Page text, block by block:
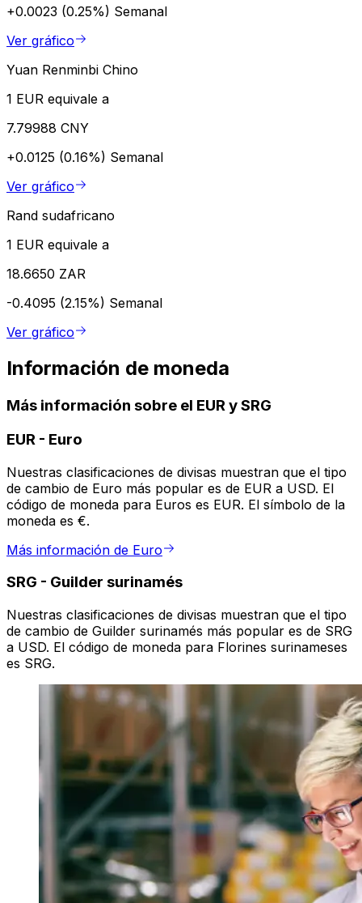
+0.0023 (0.25%) Semanal
Ver gráfico
Yuan Renminbi Chino
1 EUR equivale a
7.79988 CNY
+0.0125 (0.16%) Semanal
Ver gráfico
Rand sudafricano
1 EUR equivale a
18.6650 ZAR
-0.4095 (2.15%) Semanal
Ver gráfico
Información de moneda
Más información sobre el EUR y SRG
EUR - Euro
Nuestras clasificaciones de divisas muestran que el tipo
de cambio de Euro más popular es de EUR a USD. El
código de moneda para Euros es EUR. El símbolo de la
moneda es €.
Más información de Euro
SRG - Guilder surinamés
Nuestras clasificaciones de divisas muestran que el tipo
de cambio de Guilder surinamés más popular es de SRG
a USD. El código de moneda para Florines surinameses
es SRG.